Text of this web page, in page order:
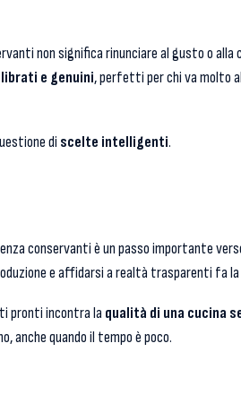
non significa rinunciare al gusto o alla
e genuini, perfetti per chi va molto
di scelte intelligenti.
conservanti è un passo importante
e affidarsi a realtà trasparenti fa
pronti incontra la qualità di una cucina
anche quando il tempo è poco.